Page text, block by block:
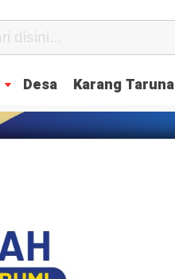
Desa Karang Taruna